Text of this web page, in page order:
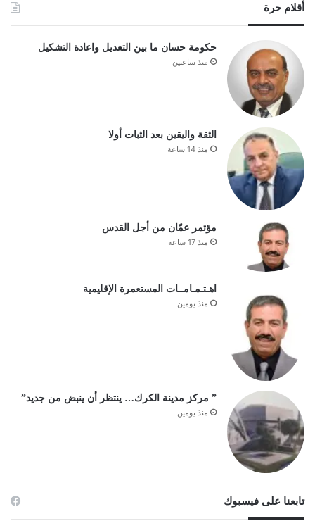
أقلام حرة
حكومة حسان ما بين التعديل واعادة التشكيل
منذ ساعتين
الثقة واليقين بعد الثبات أولا
منذ 14 ساعة
مؤتمر عمّان من أجل القدس
منذ 17 ساعة
اهـتـمـامــات المستعمرة الإقليمية
منذ يومين
” مركز مدينة الكرك… ينتظر أن ينبض من جديد”
منذ يومين
تابعنا على فيسبوك